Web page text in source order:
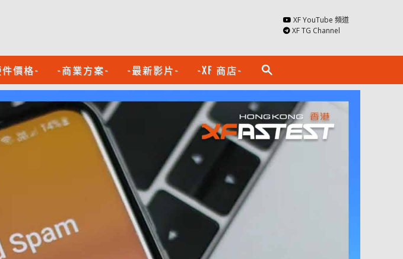
XF YouTube 頻道
XF TG Channel
價格- -商業方案- -最新影片- -XF 商店- search